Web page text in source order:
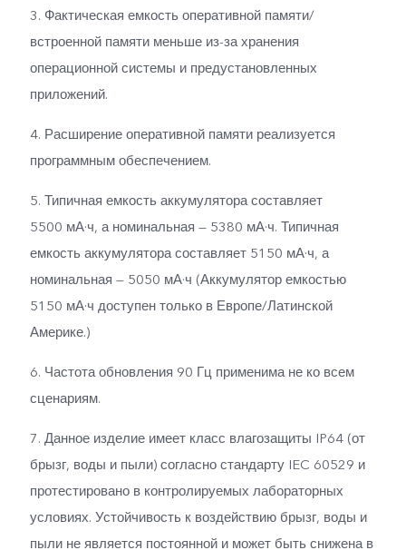
3. Фактическая емкость оперативной памяти/
встроенной памяти меньше из-за хранения
операционной системы и предустановленных
приложений.
4. Расширение оперативной памяти реализуется
программным обеспечением.
5. Типичная емкость аккумулятора составляет
5500 мА·ч, а номинальная — 5380 мА·ч. Типичная
емкость аккумулятора составляет 5150 мА·ч, а
номинальная — 5050 мА·ч (Аккумулятор емкостью
5150 мА·ч доступен только в Европе/Латинской
Америке.)
6. Частота обновления 90 Гц применима не ко всем
сценариям.
7. Данное изделие имеет класс влагозащиты IP64 (от
брызг, воды и пыли) согласно стандарту IEC 60529 и
протестировано в контролируемых лабораторных
условиях. Устойчивость к воздействию брызг, воды и
пыли не является постоянной и может быть снижена в